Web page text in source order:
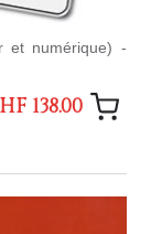
et numérique) -
138.00